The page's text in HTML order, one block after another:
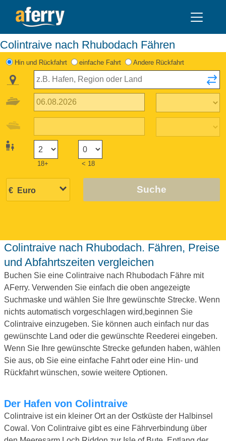
Colintraive nach Rhubodach Fähren
Hin und Rückfahrt einfache Fahrt Andere Rückfahrt
18+ < 18
Suche
Colintraive nach Rhubodach. Fähren, Preise
und Abfahrtszeiten vergleichen
Buchen Sie eine Colintraive nach Rhubodach Fähre mit
AFerry. Verwenden Sie einfach die oben angezeigte
Suchmaske und wählen Sie Ihre gewünschte Strecke. Wenn
nichts automatisch vorgeschlagen wird,beginnen Sie
Colintraive einzugeben. Sie können auch einfach nur das
gewünschte Land oder die gewünschte Reederei eingeben.
Wenn Sie Ihre gewünschte Strecke gefunden haben, wählen
Sie aus, ob Sie eine einfache Fahrt oder eine Hin- und
Rückfahrt wünschen, sowie weitere Optionen.
Der Hafen von Colintraive
Colintraive ist ein kleiner Ort an der Ostküste der Halbinsel
Cowal. Von Colintraive gibt es eine Fährverbindung über